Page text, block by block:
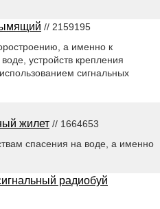
// 2159195
а именно к
устройств крепления
сигнальных
жилет // 1664653
спасения на воде, а именно
радиобуй